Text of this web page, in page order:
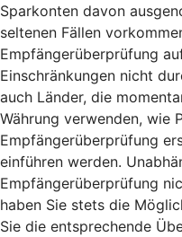
Sparkonten davon
seltenen Fällen
Empfängerüberprüfung
Einschränkungen nicht
auch Länder, die
Währung verwenden, wie
Empfängerüberprüfung
einführen werden.
Empfängerüberprüfung
haben Sie stets die
Sie die entsprechende